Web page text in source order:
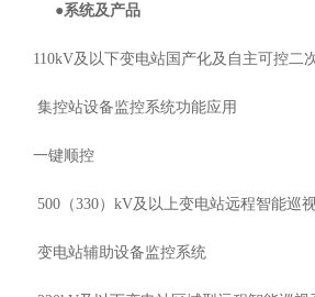
●系统及产品
110kV及以下变电站国产化及自主可控二
集控站设备监控系统功能应用
一键顺控
500（330）kV及以上变电站远程智能巡
变电站辅助设备监控系统